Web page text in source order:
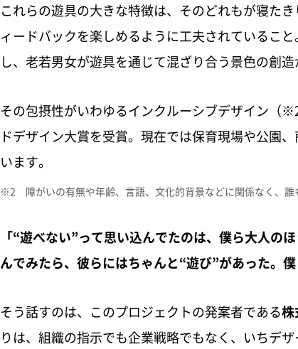
これらの遊具の大きな特徴は、そのどれもが寝た
ィードバックを楽しめるように工夫されているこ
し、老若男女が遊具を通じて混ざり合う景色の創造
その包摂性がいわゆるインクルーシブデザイン（
ドデザイン大賞を受賞。現在では保育現場や公園
います。
※2 障がいの有無や年齢、言語、文化的背景などに関係なく、誰
「“遊べない”って思い込んでたのは、僕ら大人の
んでみたら、彼らにはちゃんと“遊び”があった。
そう話すのは、このプロジェクトの発案者である株
りは、組織の指示でも企業戦略でもなく、いちデ